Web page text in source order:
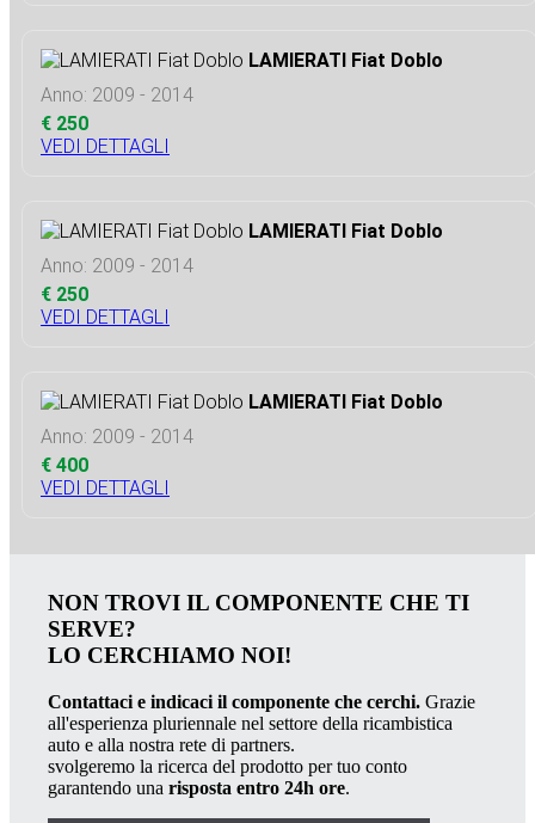
LAMIERATI Fiat Doblo
Anno: 2009 - 2014
€ 250
VEDI DETTAGLI
LAMIERATI Fiat Doblo
Anno: 2009 - 2014
€ 250
VEDI DETTAGLI
LAMIERATI Fiat Doblo
Anno: 2009 - 2014
€ 400
VEDI DETTAGLI
NON TROVI IL COMPONENTE CHE TI
SERVE?
LO CERCHIAMO NOI!
Contattaci e indicaci il componente che cerchi. Grazie
all'esperienza pluriennale nel settore della ricambistica
auto e alla nostra rete di partners.
svolgeremo la ricerca del prodotto per tuo conto
garantendo una risposta entro 24h ore.